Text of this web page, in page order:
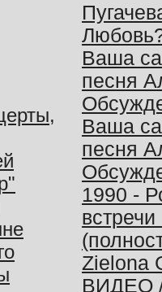
Ваша
песня
Ваша
песня
1990 -
Zielona
ВИДЕО